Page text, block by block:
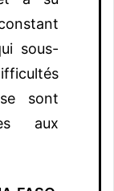
sous-
sont
aux